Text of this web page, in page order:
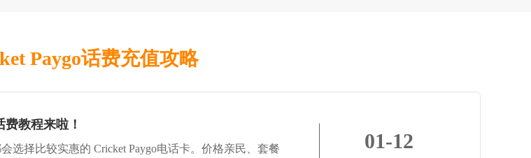
Paygo话费充值攻略
教程来啦！
选择比较实惠的 Cricket Paygo电话卡。价格亲民、套餐
01-12